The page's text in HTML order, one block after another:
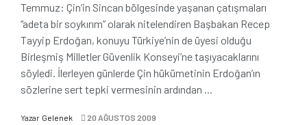
Temmuz: Çin’in Sincan bölgesinde yaşanan çatışmaları
“adeta bir soykırım” olarak nitelendiren Başbakan Recep
Tayyip Erdoğan, konuyu Türkiye’nin de üyesi olduğu
Birleşmiş Milletler Güvenlik Konseyi’ne taşıyacaklarını
söyledi. İlerleyen günlerde Çin hükümetinin Erdoğan’ın
sözlerine sert tepki vermesinin ardından ...
Yazar Gelenek 20 AĞUSTOS 2009